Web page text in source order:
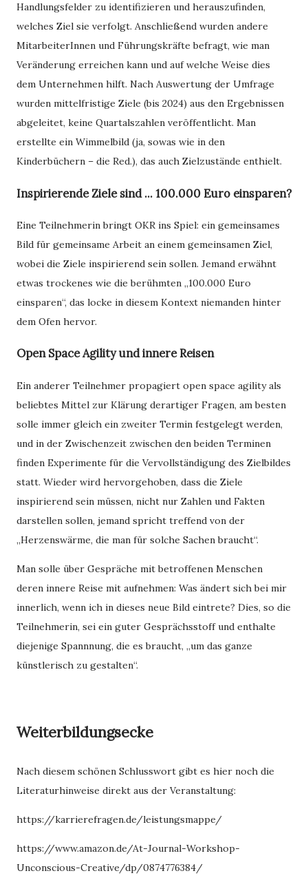
Handlungsfelder zu identifizieren und herauszufinden,
welches Ziel sie verfolgt. Anschließend wurden andere
MitarbeiterInnen und Führungskräfte befragt, wie man
Veränderung erreichen kann und auf welche Weise dies
dem Unternehmen hilft. Nach Auswertung der Umfrage
wurden mittelfristige Ziele (bis 2024) aus den Ergebnissen
abgeleitet, keine Quartalszahlen veröffentlicht. Man
erstellte ein Wimmelbild (ja, sowas wie in den
Kinderbüchern – die Red.), das auch Zielzustände enthielt.
Inspirierende Ziele sind ... 100.000 Euro einsparen?
Eine Teilnehmerin bringt OKR ins Spiel: ein gemeinsames
Bild für gemeinsame Arbeit an einem gemeinsamen Ziel,
wobei die Ziele inspirierend sein sollen. Jemand erwähnt
etwas trockenes wie die berühmten „100.000 Euro
einsparen“, das locke in diesem Kontext niemanden hinter
dem Ofen hervor.
Open Space Agility und innere Reisen
Ein anderer Teilnehmer propagiert open space agility als
beliebtes Mittel zur Klärung derartiger Fragen, am besten
solle immer gleich ein zweiter Termin festgelegt werden,
und in der Zwischenzeit zwischen den beiden Terminen
finden Experimente für die Vervollständigung des Zielbildes
statt. Wieder wird hervorgehoben, dass die Ziele
inspirierend sein müssen, nicht nur Zahlen und Fakten
darstellen sollen, jemand spricht treffend von der
„Herzenswärme, die man für solche Sachen braucht“.
Man solle über Gespräche mit betroffenen Menschen
deren innere Reise mit aufnehmen: Was ändert sich bei mir
innerlich, wenn ich in dieses neue Bild eintrete? Dies, so die
Teilnehmerin, sei ein guter Gesprächsstoff und enthalte
diejenige Spannnung, die es braucht, „um das ganze
künstlerisch zu gestalten“.
Weiterbildungsecke
Nach diesem schönen Schlusswort gibt es hier noch die
Literaturhinweise direkt aus der Veranstaltung:
https://karrierefragen.de/leistungsmappe/
https://www.amazon.de/At-Journal-Workshop-
Unconscious-Creative/dp/0874776384/